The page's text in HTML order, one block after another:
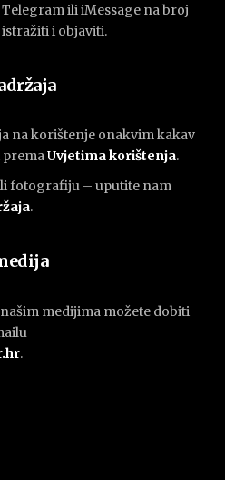
ili iMessage na broj
istražiti i objaviti.
na korištenje onakvim kakav
premaUvjetima korištenja.
fotografiju – uputite nam
.
medijima možete dobiti
.